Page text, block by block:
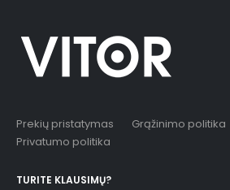
Prekių pristatymas
Grąžinimo politika
Privatumo politika
TURITE KLAUSIMŲ?